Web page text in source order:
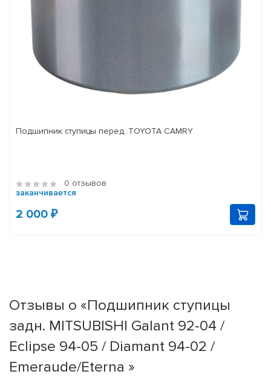
Подшипник ступицы перед. TOYOTA CAMRY
0 отзывов
заканчивается
2 000 ₽
Отзывы о «Подшипник ступицы
задн. MITSUBISHI Galant 92-04 /
Eclipse 94-05 / Diamant 94-02 /
Emeraude/Eterna »